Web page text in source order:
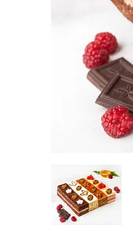
Чай,
Весь каталог
Экскурсии и